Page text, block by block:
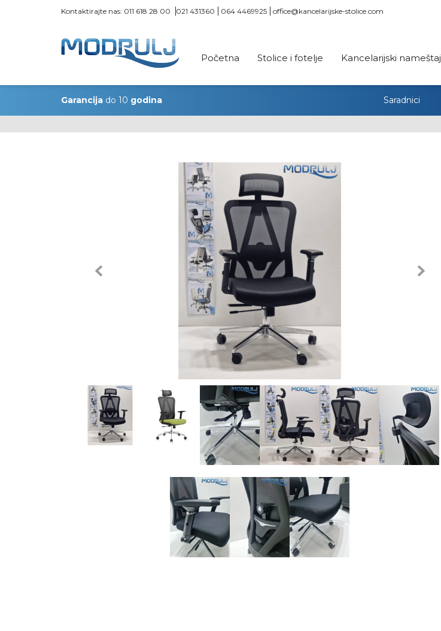
Kontaktirajte nas: 011 618 28 00 021 431360 064 4469925 office@kancelarijske-stolice.com
Početna Stolice i fotelje Kancelarijski nameštaj
Garancija do 10 godina Saradnici
Previous Next